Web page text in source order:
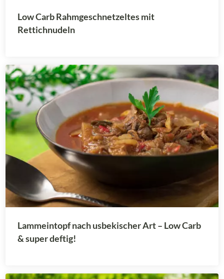
Low Carb Rahmgeschnetzeltes mit
Rettichnudeln
Lammeintopf nach usbekischer Art – Low Carb
& super deftig!